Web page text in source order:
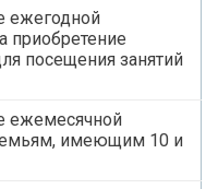
ежегодной
приобретение
посещения занятий
ежемесячной
имеющим 10 и